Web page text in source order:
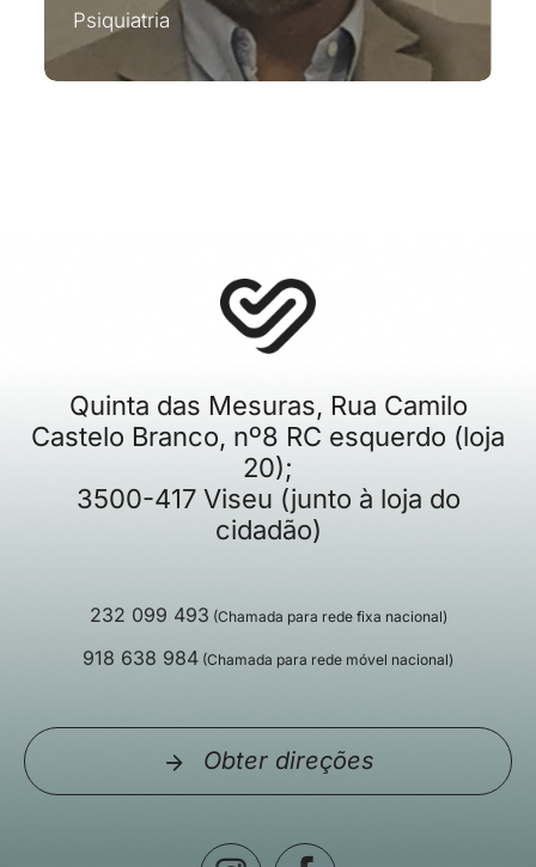
Psiquiatria
Quinta das Mesuras, Rua Camilo
Castelo Branco, nº8 RC esquerdo (loja
20);
3500-417 Viseu (junto à loja do
cidadão)
232 099 493 (Chamada para rede fixa nacional)
918 638 984 (Chamada para rede móvel nacional)
Obter direções